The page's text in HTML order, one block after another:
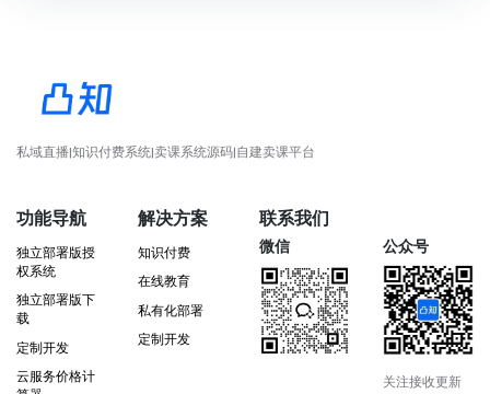
私域直播|知识付费系统|卖课系统源码|自建卖课平台
功能导航
独立部署版授
权系统
独立部署版下
载
定制开发
云服务价格计
解决方案
知识付费
在线教育
私有化部署
定制开发
联系我们
微信 公众号
关注接收更新